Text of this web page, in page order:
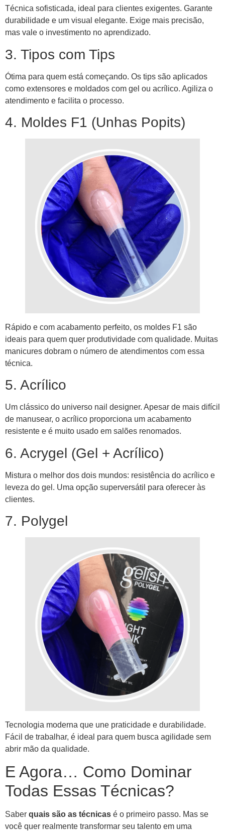
Técnica sofisticada, ideal para clientes exigentes. Garante
durabilidade e um visual elegante. Exige mais precisão,
mas vale o investimento no aprendizado.
3. Tipos com Tips
Ótima para quem está começando. Os tips são aplicados
como extensores e moldados com gel ou acrílico. Agiliza o
atendimento e facilita o processo.
4. Moldes F1 (Unhas Popits)
Rápido e com acabamento perfeito, os moldes F1 são
ideais para quem quer produtividade com qualidade. Muitas
manicures dobram o número de atendimentos com essa
técnica.
5. Acrílico
Um clássico do universo nail designer. Apesar de mais difícil
de manusear, o acrílico proporciona um acabamento
resistente e é muito usado em salões renomados.
6. Acrygel (Gel + Acrílico)
Mistura o melhor dos dois mundos: resistência do acrílico e
leveza do gel. Uma opção superversátil para oferecer às
clientes.
7. Polygel
Tecnologia moderna que une praticidade e durabilidade.
Fácil de trabalhar, é ideal para quem busca agilidade sem
abrir mão da qualidade.
E Agora… Como Dominar
Todas Essas Técnicas?
Saber quais são as técnicas é o primeiro passo. Mas se
você quer realmente transformar seu talento em uma